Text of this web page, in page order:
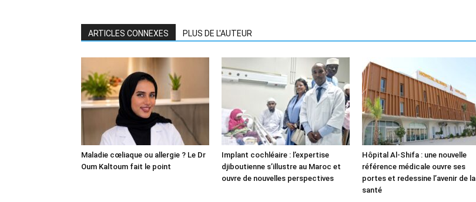
ARTICLES CONNEXES PLUS DE L'AUTEUR
Maladie cœliaque ou allergie ? Le Dr
Oum Kaltoum fait le point
Implant cochléaire : l’expertise
djiboutienne s’illustre au Maroc et
ouvre de nouvelles perspectives
Hôpital Al-Shifa : une nouvelle
référence médicale ouvre ses
portes et redessine l’avenir de la
santé